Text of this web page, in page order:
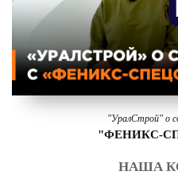
"УралСтрой" о
"ФЕНИКС-
НАША